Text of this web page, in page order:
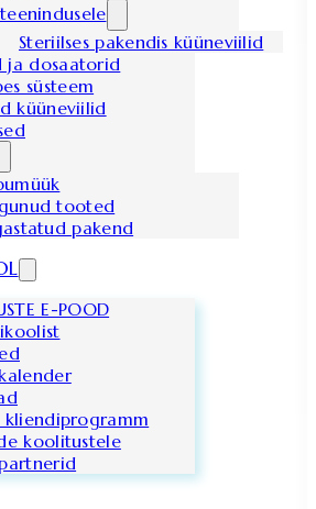
Steriilses pakendis küüneviilid
ja dosaatorid
süsteem
küüneviilid
tooted
pakend
E-POOD
kliendiprogramm
koolitustele